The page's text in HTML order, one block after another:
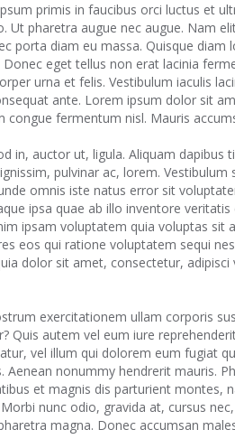
primis in faucibus orci luctus et
Ut pharetra augue nec augue. Nam
porta diam eu massa. Quisque diam
eget tellus non erat lacinia
urna et felis. Vestibulum iaculis
ante. Lorem ipsum dolor sit
congue fermentum nisl. Mauris
in, auctor ut, ligula. Aliquam dapibus
pulvinar ac, lorem. Vestibulum
omnis iste natus error sit
ipsa quae ab illo inventore
ipsam voluptatem quia voluptas sit
eos qui ratione voluptatem sequi
dolor sit amet, consectetur, adipisci
exercitationem ullam corporis
Quis autem vel eum iure
vel illum qui dolorem eum fugiat
Aenean nonummy hendrerit mauris.
et magnis dis parturient montes,
nunc odio, gravida at, cursus
magna. Donec accumsan